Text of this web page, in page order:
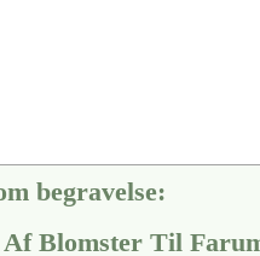
begravelse:
Blomster Til